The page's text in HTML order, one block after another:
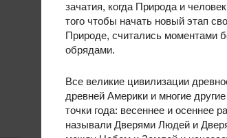
зачатия, когда Природа и
того чтобы начать новый этап
Природе, считались моментами
обрядами.
Все великие цивилизации
древней Америки и многие
точки года: весеннее и осеннее
называли Дверями Людей и